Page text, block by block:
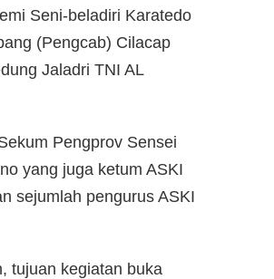
Seni-beladiri Karatedo
(Pengcab) Cilacap
Jaladri TNI AL
Pengprov Sensei
yang juga ketum ASKI
sejumlah pengurus ASKI
tujuan kegiatan buka